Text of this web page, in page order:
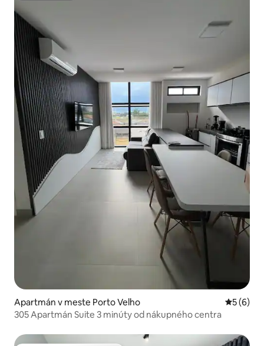
Apartmán v meste Porto Velho
5 (6)
305 Apartmán Suite 3 minúty od nákupného centra